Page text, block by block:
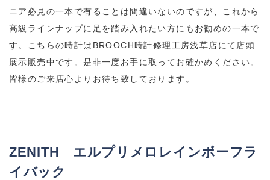
ニア必見の一本で有ることは間違いないのですが、これから
高級ラインナップに足を踏み入れたい方にもお勧めの一本で
す。こちらの時計はBROOCH時計修理工房浅草店にて店頭
展示販売中です。是非一度お手に取ってお確かめください。
皆様のご来店心よりお待ち致しております。
ZENITH エルプリメロレインボーフラ
イバック